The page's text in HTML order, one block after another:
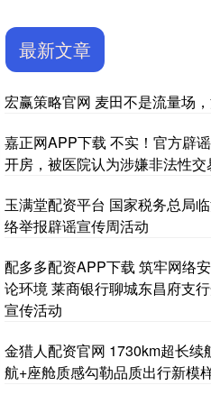
最新文章
宏赢策略官网 麦田不是流量场
嘉正网APP下载 不实！官方辟
开房，被医院认为涉嫌非法性交
玉满堂配资平台 国家税务总局
络举报辟谣宣传周活动
配多多配资APP下载 筑牢网络
论环境 莱商银行聊城东昌府支
宣传活动
金猎人配资官网 1730km超长续
航+座舱质感勾勒品质出行新模